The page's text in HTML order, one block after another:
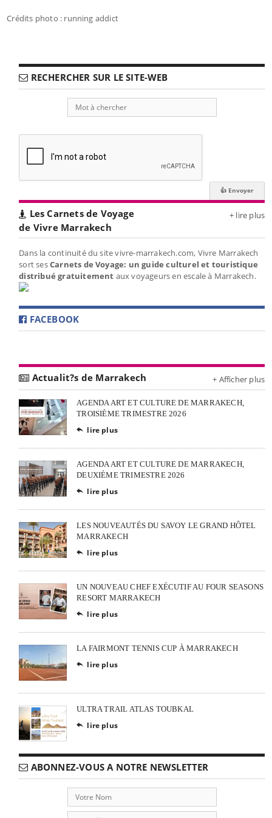
Crédits photo : running addict
RECHERCHER SUR LE SITE-WEB
Les Carnets de Voyage
de Vivre Marrakech
+ lire plus
Dans la continuité du site vivre-marrakech.com, Vivre Marrakech
sort sesCarnets de Voyage: un guide culturel et touristique
distribué gratuitement aux voyageurs en escale à Marrakech.
FACEBOOK
Actualit?s de Marrakech + Afficher plus
AGENDA ART ET CULTURE DE MARRAKECH,
TROISIÈME TRIMESTRE 2026
 lire plus
AGENDA ART ET CULTURE DE MARRAKECH,
DEUXIÈME TRIMESTRE 2026
 lire plus
LES NOUVEAUTÉS DU SAVOY LE GRAND HÔTEL
MARRAKECH
 lire plus
UN NOUVEAU CHEF EXÉCUTIF AU FOUR SEASONS
RESORT MARRAKECH
 lire plus
LA FAIRMONT TENNIS CUP À MARRAKECH
 lire plus
ULTRA TRAIL ATLAS TOUBKAL
 lire plus
ABONNEZ-VOUS A NOTRE NEWSLETTER